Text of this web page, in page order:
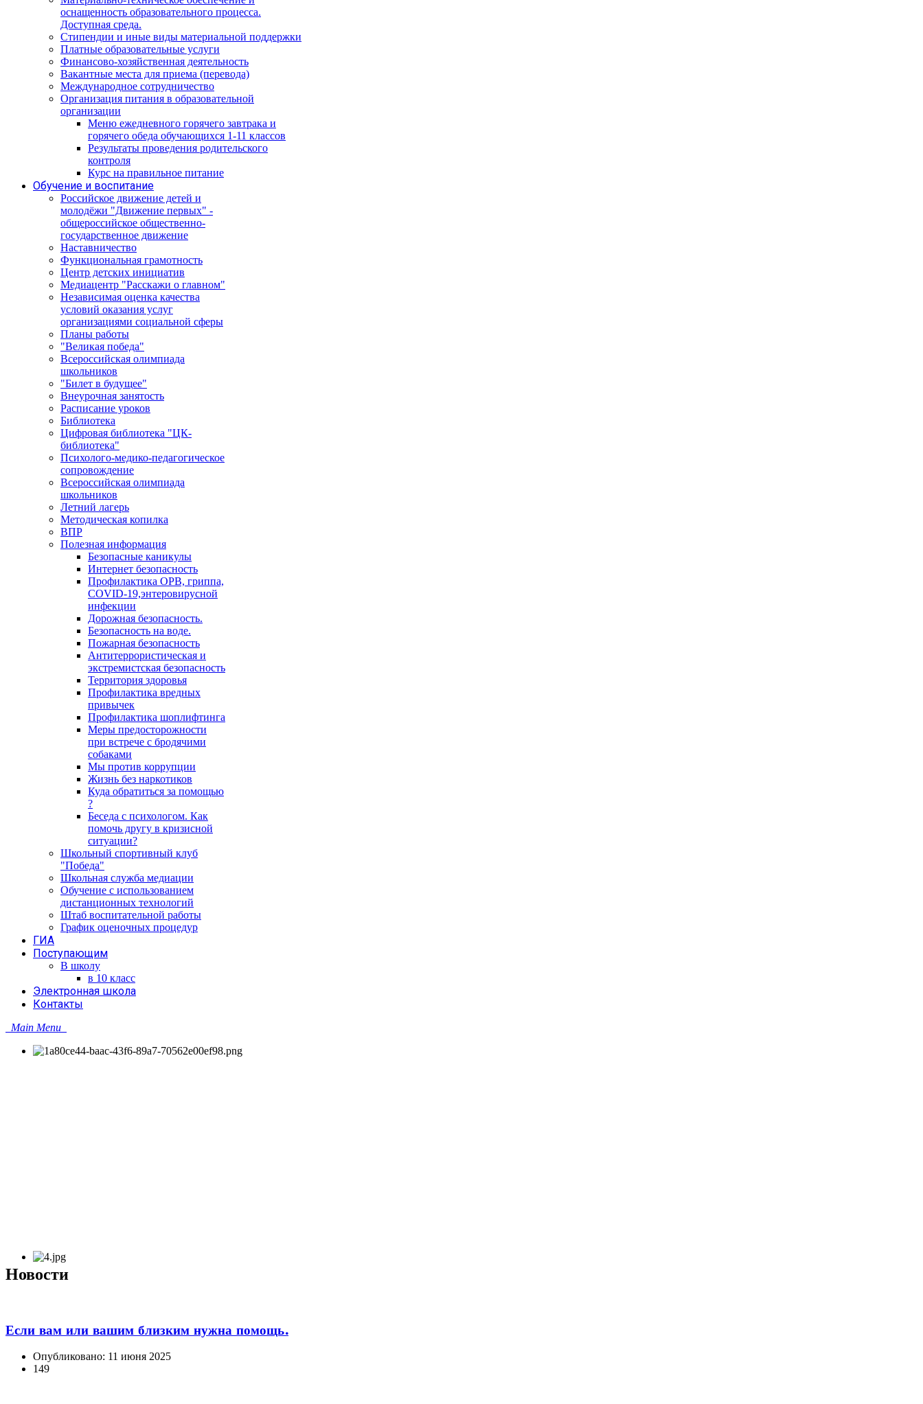
оснащенность образовательного процесса.
Доступная среда.
Стипендии и иные виды материальной поддержки
Платные образовательные услуги
Финансово-хозяйственная деятельность
Вакантные места для приема (перевода)
Международное сотрудничество
Организация питания в образовательной
организации
Меню ежедневного горячего завтрака и
горячего обеда обучающихся 1-11 классов
Результаты проведения родительского
контроля
Курс на правильное питание
Обучение и воспитание
Российское движение детей и
молодёжи "Движение первых" -
общероссийское общественно-
государственное движение
Наставничество
Функциональная грамотность
Центр детских инициатив
Медиацентр "Расскажи о главном"
Независимая оценка качества
условий оказания услуг
организациями социальной сферы
Планы работы
"Великая победа"
Всероссийская олимпиада
школьников
"Билет в будущее"
Внеурочная занятость
Расписание уроков
Библиотека
Цифровая библиотека "ЦК-
библиотека"
Психолого-медико-педагогическое
сопровождение
Всероссийская олимпиада
школьников
Летний лагерь
Методическая копилка
ВПР
Полезная информация
Безопасные каникулы
Интернет безопасность
Профилактика ОРВ, гриппа,
COVID-19,энтеровирусной
инфекции
Дорожная безопасность.
Безопасность на воде.
Пожарная безопасность
Антитеррористическая и
экстремистская безопасность
Территория здоровья
Профилактика вредных
привычек
Профилактика шоплифтинга
Меры предосторожности
при встрече с бродячими
собаками
Мы против коррупции
Жизнь без наркотиков
Куда обратиться за помощью
?
Беседа с психологом. Как
помочь другу в кризисной
ситуации?
Школьный спортивный клуб
"Победа"
Школьная служба медиации
Обучение с использованием
дистанционных технологий
Штаб воспитательной работы
График оценочных процедур
ГИА
Поступающим
В школу
в 10 класс
Электронная школа
Контакты
Main Menu
Новости
Если вам или вашим близким нужна помощь.
Опубликовано: 11 июня 2025
149